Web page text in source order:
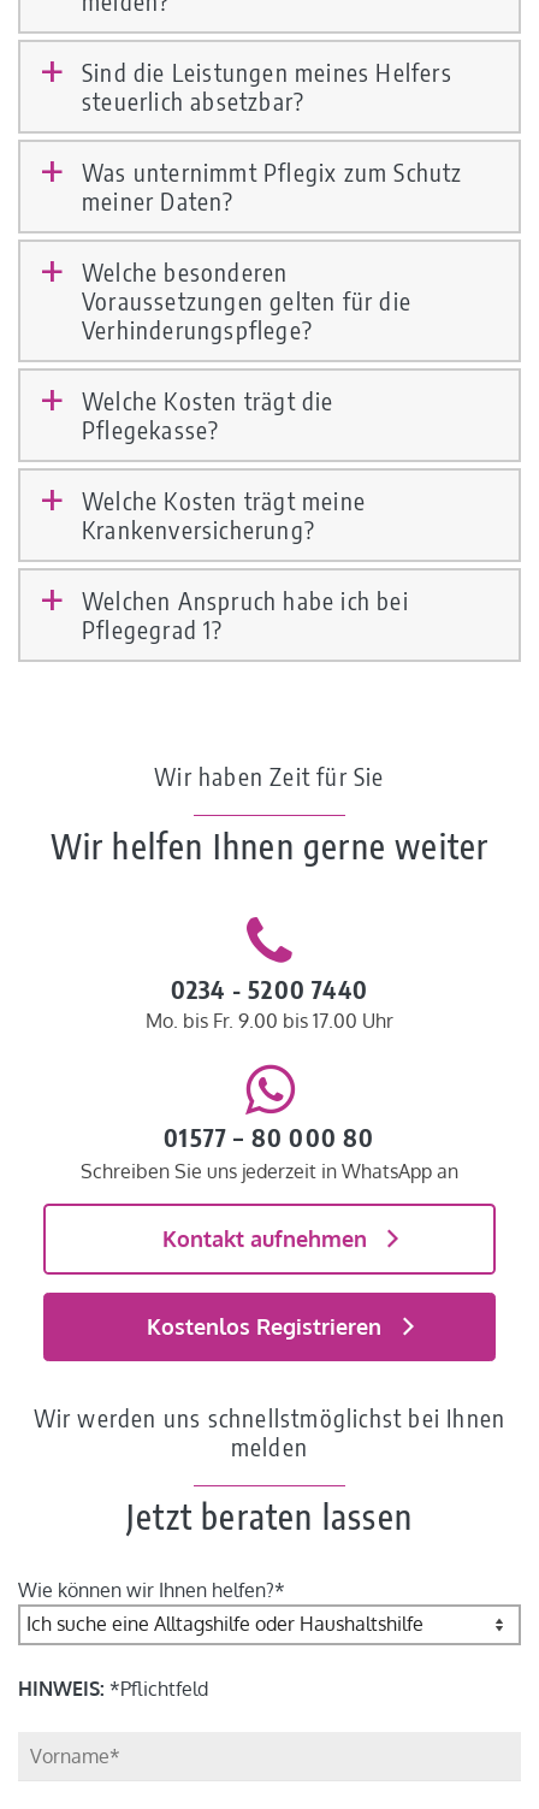
a
Sind die Leistungen meines Helfers
steuerlich absetzbar?
a
Was unternimmt Pflegix zum Schutz
meiner Daten?
a
Welche besonderen
Voraussetzungen gelten für die
Verhinderungspflege?
a
Welche Kosten trägt die
Pflegekasse?
a
Welche Kosten trägt meine
Krankenversicherung?
a
Welchen Anspruch habe ich bei
Pflegegrad 1?
Wir haben Zeit für Sie
Wir helfen Ihnen gerne weiter
0234 - 5200 7440
Mo. bis Fr. 9.00 bis 17.00 Uhr
01577 – 80 000 80
Schreiben Sie uns jederzeit in WhatsApp an
Kontakt aufnehmen
Kostenlos Registrieren
Wir werden uns schnellstmöglichst bei Ihnen
melden
Jetzt beraten lassen
Wie können wir Ihnen helfen?*
HINWEIS: *Pflichtfeld